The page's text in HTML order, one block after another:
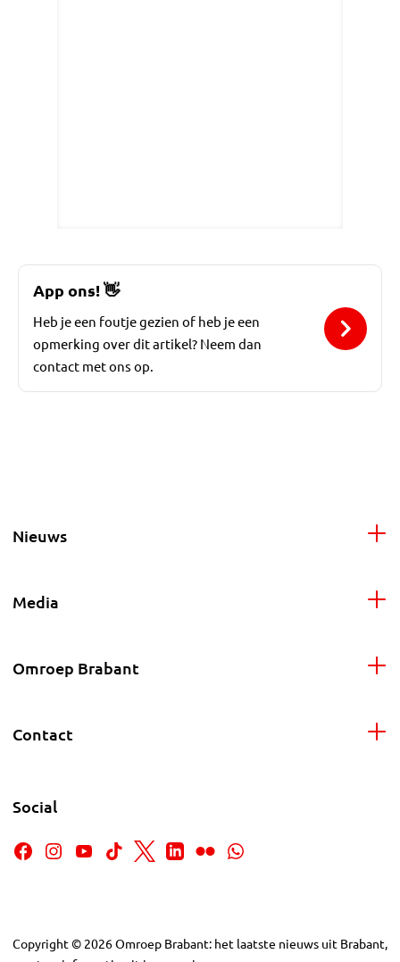
App ons!👋
Heb je een foutje gezien of heb je een
opmerking over dit artikel? Neem dan
contact met ons op.
Nieuws
Media
Omroep Brabant
Contact
Social
Copyright © 2026Omroep Brabant: het laatste nieuws uit Brabant,